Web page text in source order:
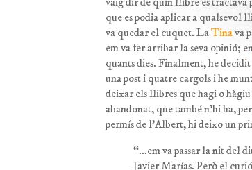
que es podia aplicar a qualsevol
va quedar el cuquet. LaTinava
em va fer arribar la seva opinió;
quants dies. Finalment, he
una post i quatre cargols i he
deixar els llibres que hagi o
abandonat, que també n’hi ha,
permís de l’Albert, hi deixo un
“...em va passar la nit del
Javier Marías. Però el